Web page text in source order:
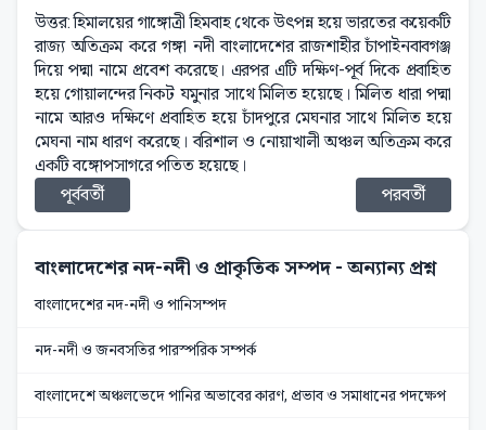
উত্তর: হিমালয়ের গাঙ্গোত্রী হিমবাহ থেকে উৎপন্ন হয়ে ভারতের কয়েকটি
রাজ্য অতিক্রম করে গঙ্গা নদী বাংলাদেশের রাজশাহীর চাঁপাইনবাবগঞ্জ
দিয়ে পদ্মা নামে প্রবেশ করেছে। এরপর এটি দক্ষিণ-পূর্ব দিকে প্রবাহিত
হয়ে গোয়ালন্দের নিকট যমুনার সাথে মিলিত হয়েছে। মিলিত ধারা পদ্মা
নামে আরও দক্ষিণে প্রবাহিত হয়ে চাঁদপুরে মেঘনার সাথে মিলিত হয়ে
মেঘনা নাম ধারণ করেছে। বরিশাল ও নোয়াখালী অঞ্চল অতিক্রম করে
একটি বঙ্গোপসাগরে পতিত হয়েছে।
পূর্ববর্তী
পরবর্তী
বাংলাদেশের নদ-নদী ও প্রাকৃতিক সম্পদ- অন্যান্য প্রশ্ন
বাংলাদেশের নদ-নদী ও পানিসম্পদ
নদ-নদী ও জনবসতির পারস্পরিক সম্পর্ক
বাংলাদেশে অঞ্চলভেদে পানির অভাবের কারণ, প্রভাব ও সমাধানের পদক্ষেপ